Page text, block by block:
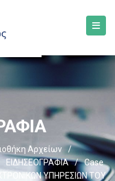
Αρχείων
/
ΕΙΔΗΣΕΟΓΡΑΦΙΑ /
Case
ΥΠΗΡΕΣΙΩΝ ΤΟΥ